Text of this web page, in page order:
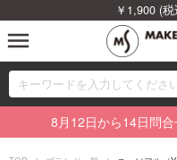
￥1,900 (
menu
00 ブランドから探す
カテゴリから探す
8月12日から14日問